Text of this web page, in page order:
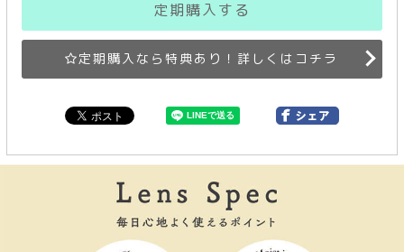
定期購入する
定期購入なら特典あり！詳しくはコチラ